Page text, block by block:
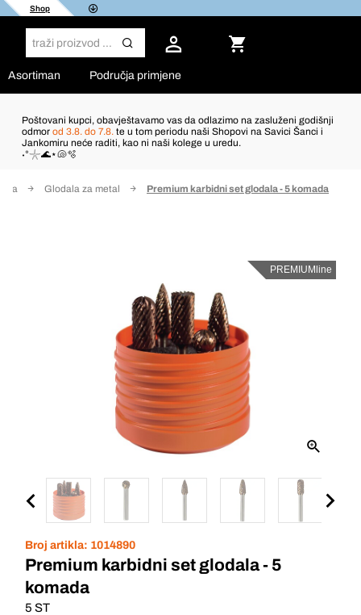
Shop
Asortiman Područja primjene
Poštovani kupci, obavještavamo vas da odlazimo na zasluženi godišnji
odmor od 3.8. do 7.8. te u tom periodu naši Shopovi na Savici Šanci i
Jankomiru neće raditi, kao ni naši kolege u uredu.
˖°𓇼🌊⋆🐚🫧
Glodala za metal Premium karbidni set glodala - 5 komada
PREMIUMline
Broj artikla: 1014890
Premium karbidni set glodala - 5
komada
5 ST